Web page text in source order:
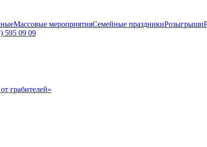
Массовые мероприятияСемейные праздникиРозыгрыши
595 09 09
грабителей»